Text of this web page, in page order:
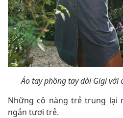
Áo tay phồng tay dài Gigi với
Những cô nàng trẻ trung lại
ngắn tươi trẻ.